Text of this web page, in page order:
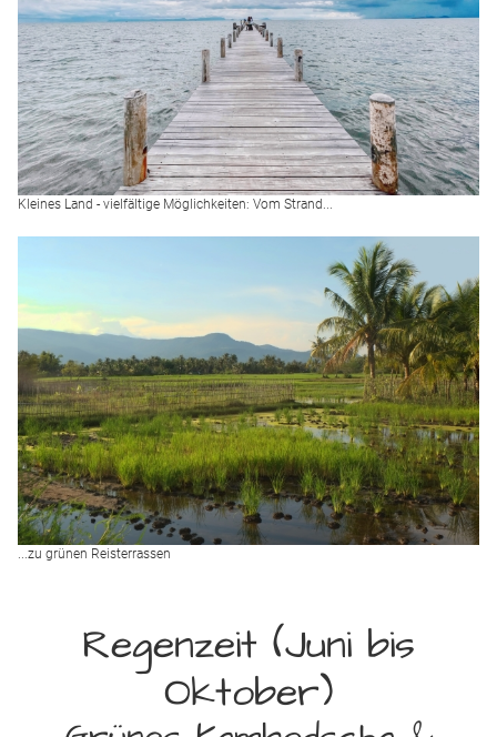
Kleines Land - vielfältige Möglichkeiten: Vom Strand...
...zu grünen Reisterrassen
Regenzeit (Juni bis
Oktober)